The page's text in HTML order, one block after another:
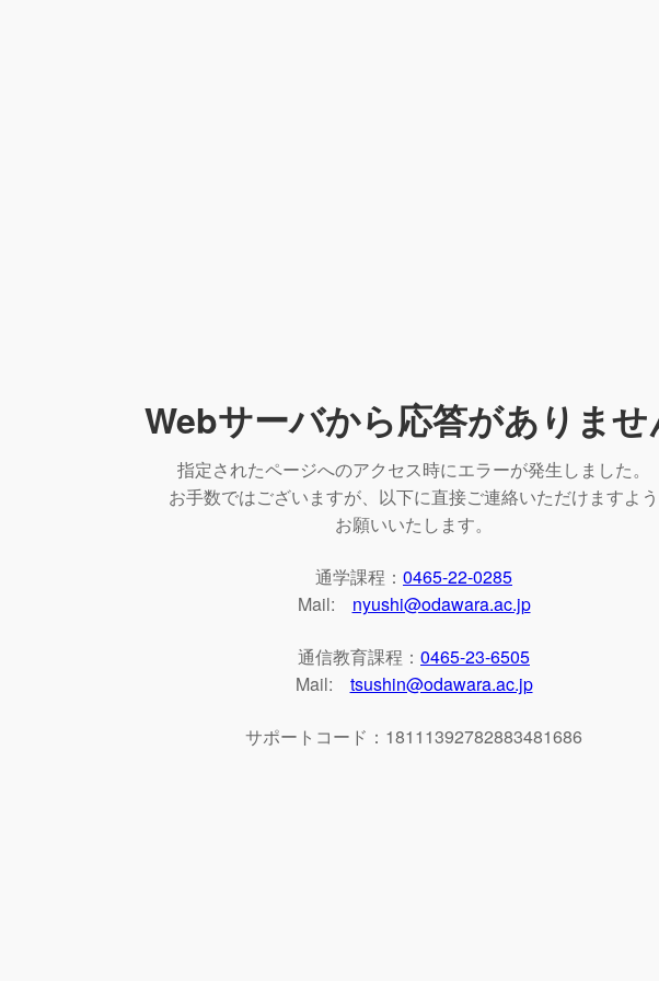
Webサーバから応答がありませ
指定されたページへのアクセス時にエラーが発生しました。
お手数ではございますが、以下に直接ご連絡いただけますよう
お願いいたします。
通学課程： 0465-22-0285
Mail: nyushi@odawara.ac.jp
通信教育課程： 0465-23-6505
Mail: tsushin@odawara.ac.jp
サポートコード：18111392782883481686